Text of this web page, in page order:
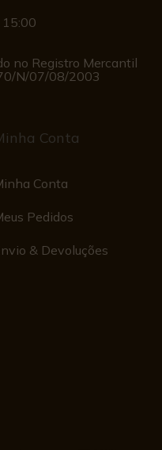
15:00
no Registro Mercantil
N/07/08/2003
Conta
Conta
Pedidos
& Devoluções